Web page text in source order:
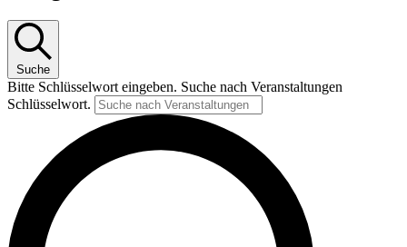
Suche
Bitte Schlüsselwort eingeben. Suche nach Veranstaltungen
Schlüsselwort.